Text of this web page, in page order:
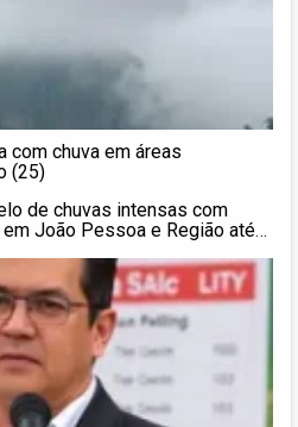
com chuva em áreas
(25)
de chuvas intensas com
João Pessoa e Região até